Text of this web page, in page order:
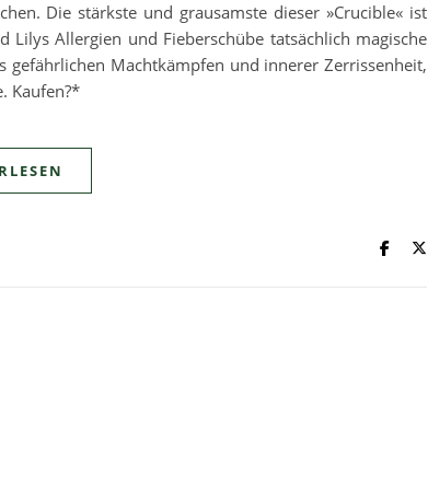
Die stärkste und grausamste dieser »Crucible« ist
Allergien und Fieberschübe tatsächlich magische
gefährlichen Machtkämpfen und innerer Zerrissenheit,
Kaufen?*